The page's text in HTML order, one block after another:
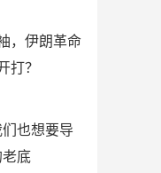
，伊朗革命
打？
也想要导
老底